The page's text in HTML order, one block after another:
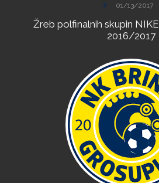
01/13/2017
Žreb polfinalnih skupin NIKE
2016/2017